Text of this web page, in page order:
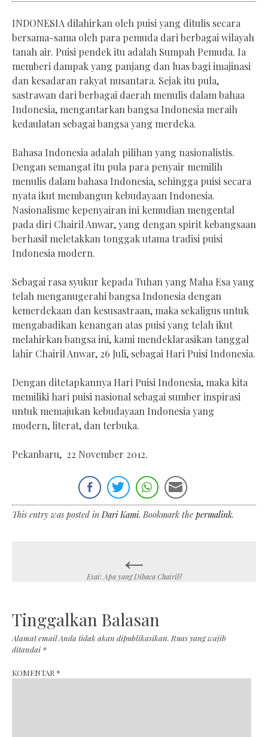
INDONESIA dilahirkan oleh puisi yang ditulis secara
bersama-sama oleh para pemuda dari berbagai wilayah
tanah air. Puisi pendek itu adalah Sumpah Pemuda. Ia
memberi dampak yang panjang dan luas bagi imajinasi
dan kesadaran rakyat nusantara. Sejak itu pula,
sastrawan dari berbagai daerah menulis dalam bahaa
Indonesia, mengantarkan bangsa Indonesia meraih
kedaulatan sebagai bangsa yang merdeka.
Bahasa Indonesia adalah pilihan yang nasionalistis.
Dengan semangat itu pula para penyair memilih
menulis dalam bahasa Indonesia, sehingga puisi secara
nyata ikut membangun kebudayaan Indonesia.
Nasionalisme kepenyairan ini kemudian mengental
pada diri Chairil Anwar, yang dengan spirit kebangsaan
berhasil meletakkan tonggak utama tradisi puisi
Indonesia modern.
Sebagai rasa syukur kepada Tuhan yang Maha Esa yang
telah menganugerahi bangsa Indonesia dengan
kemerdekaan dan kesusastraan, maka sekaligus untuk
mengabadikan kenangan atas puisi yang telah ikut
melahirkan bangsa ini, kami mendeklarasikan tanggal
lahir Chairil Anwar, 26 Juli, sebagai Hari Puisi Indonesia.
Dengan ditetapkannya Hari Puisi Indonesia, maka kita
memiliki hari puisi nasional sebagai sumber inspirasi
untuk memajukan kebudayaan Indonesia yang
modern, literat, dan terbuka.
Pekanbaru, 22 November 2012.
This entry was posted inDari Kami. Bookmark the permalink.
navigation
←
Esai: Apa yang Dibaca Chairil?
Tinggalkan Balasan
Alamat email Anda tidak akan dipublikasikan. Ruas yang wajib
ditandai *
KOMENTAR *